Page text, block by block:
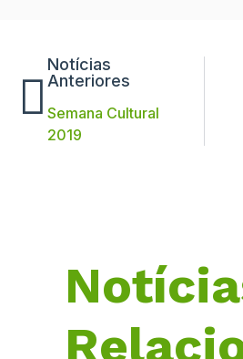
Notícias
Anteriores
Semana Cultural
2019